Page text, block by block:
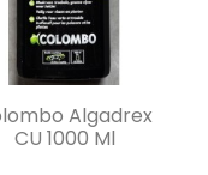
Aperçu rapide
Algadrex
CU 1000 Ml